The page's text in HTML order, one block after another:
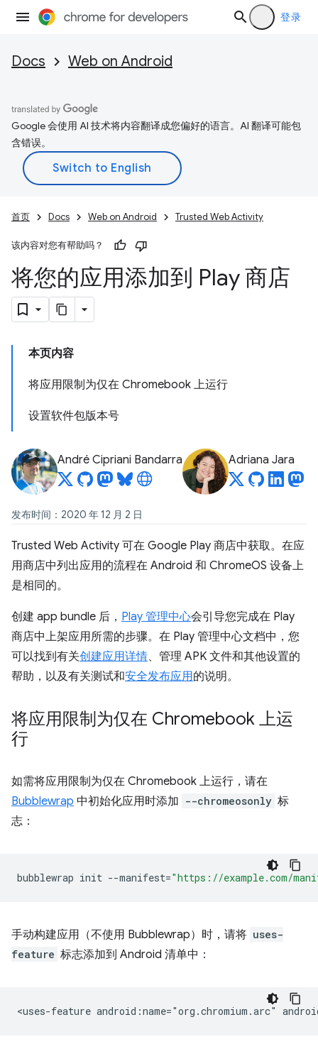
登录
Docs Web on Android
Google 会使用 AI 技术将内容翻译成您偏好的语言。AI 翻译可能包
含错误。
首页 Docs Web on Android Trusted Web Activity
该内容对您有帮助吗？
将您的应用添加到 Play 商店
本页内容
将应用限制为仅在 Chromebook 上运行
设置软件包版本号
André Cipriani Bandarra Adriana Jara
发布时间：2020 年 12 月 2 日
Trusted Web Activity 可在 Google Play 商店中获取。在应
用商店中列出应用的流程在 Android 和 ChromeOS 设备上
是相同的。
创建 app bundle 后， Play 管理中心会引导您完成在 Play
商店中上架应用所需的步骤。在 Play 管理中心文档中，您
可以找到有关创建应用详情、管理 APK 文件和其他设置的
帮助，以及有关测试和安全发布应用的说明。
将应用限制为仅在 Chromebook 上运
行
如需将应用限制为仅在 Chromebook 上运行，请在
Bubblewrap 中初始化应用时添加 --chromeosonly 标
志：
bubblewrap init --manifest="https://example.com/
手动构建应用（不使用 Bubblewrap）时，请将 uses-
feature 标志添加到 Android 清单中：
<uses-feature android:name="org.chromium.arc"